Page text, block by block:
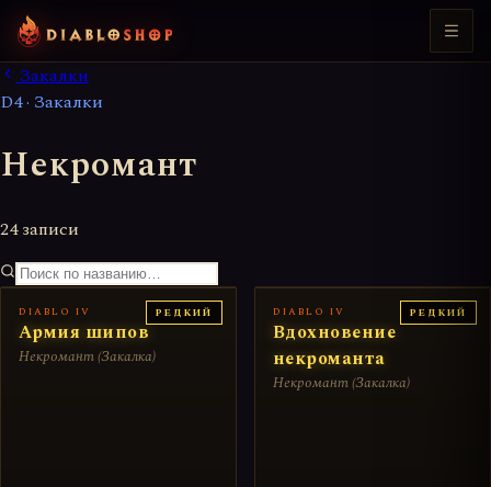
Закалки
D4 · Закалки
Некромант
24 записи
РЕДКИЙ
DIABLO IV
Армия шипов
Некромант (Закалка)
РЕДКИЙ
DIABLO IV
Вдохновение
некроманта
Некромант (Закалка)